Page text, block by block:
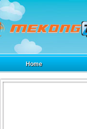
Home